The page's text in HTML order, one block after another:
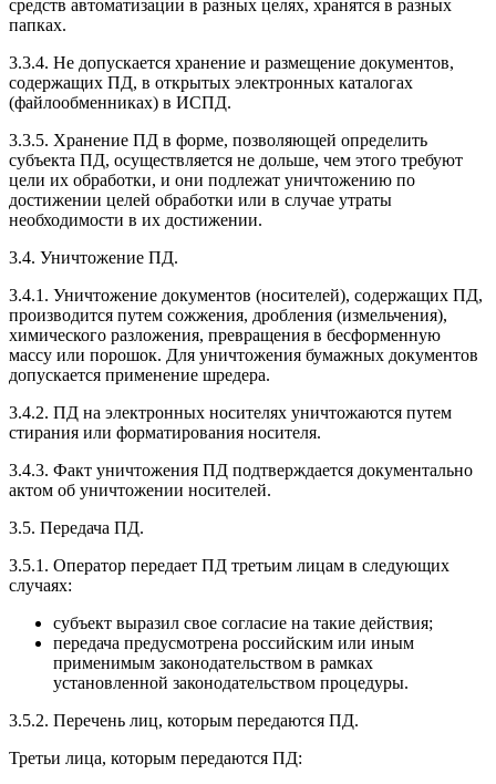
средств автоматизации в разных целях, хранятся в разных
папках.
3.3.4. Не допускается хранение и размещение документов,
содержащих ПД, в открытых электронных каталогах
(файлообменниках) в ИСПД.
3.3.5. Хранение ПД в форме, позволяющей определить
субъекта ПД, осуществляется не дольше, чем этого требуют
цели их обработки, и они подлежат уничтожению по
достижении целей обработки или в случае утраты
необходимости в их достижении.
3.4. Уничтожение ПД.
3.4.1. Уничтожение документов (носителей), содержащих ПД,
производится путем сожжения, дробления (измельчения),
химического разложения, превращения в бесформенную
массу или порошок. Для уничтожения бумажных документов
допускается применение шредера.
3.4.2. ПД на электронных носителях уничтожаются путем
стирания или форматирования носителя.
3.4.3. Факт уничтожения ПД подтверждается документально
актом об уничтожении носителей.
3.5. Передача ПД.
3.5.1. Оператор передает ПД третьим лицам в следующих
случаях:
субъект выразил свое согласие на такие действия;
передача предусмотрена российским или иным
применимым законодательством в рамках
установленной законодательством процедуры.
3.5.2. Перечень лиц, которым передаются ПД.
Третьи лица, которым передаются ПД: